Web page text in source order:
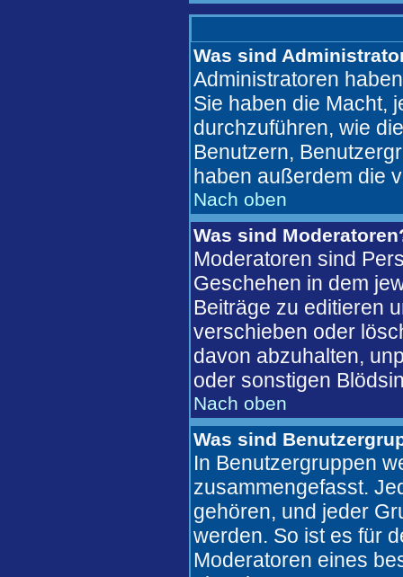
Was sind
Administratoren
Sie haben die Macht,
durchzuführen, wie
Benutzern,
haben außerdem die
Nach oben
Was sind
Moderatoren sind
Geschehen in dem
Beiträge zu editieren
verschieben oder
davon abzuhalten,
oder sonstigen
Nach oben
Was sind
In Benutzergruppen
zusammengefasst.
gehören, und jeder
werden. So ist es für
Moderatoren eines